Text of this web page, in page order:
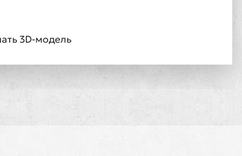
3D-модель